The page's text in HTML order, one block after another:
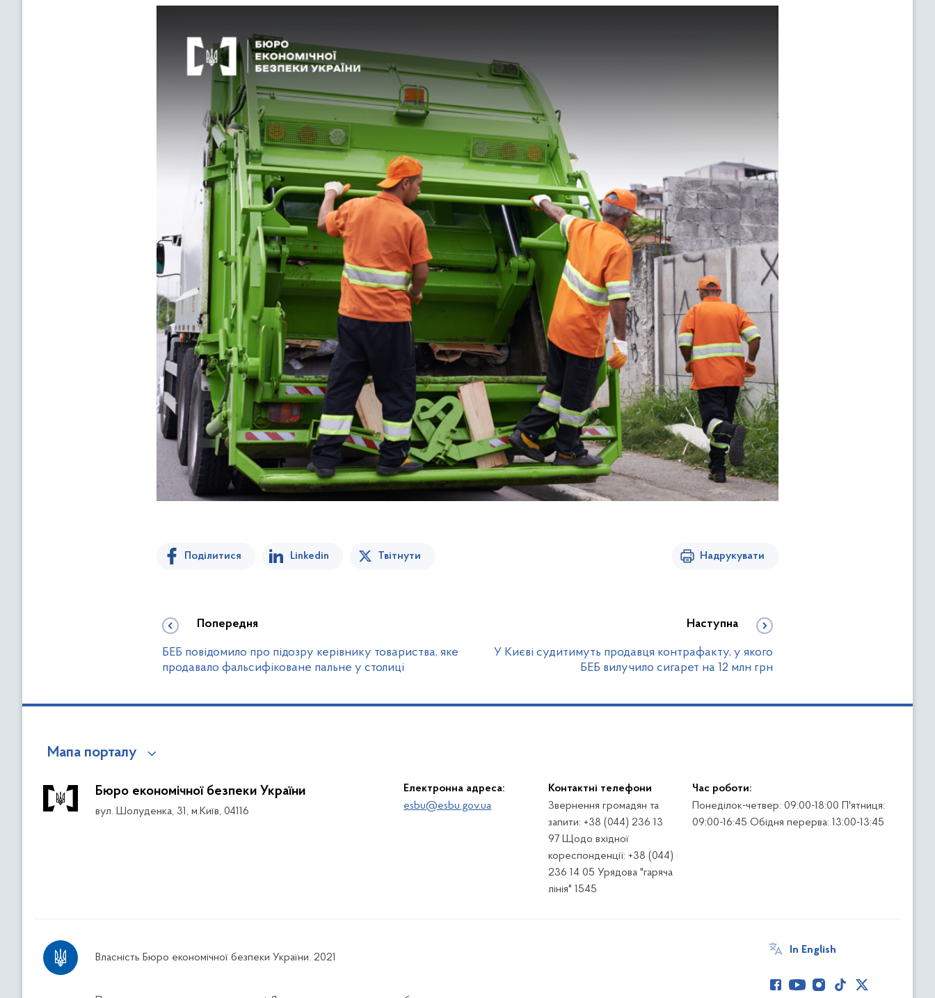
Поділитися Linkedin Твітнути Надрукувати
Попередня
БЕБ повідомило про підозру керівнику товариства, яке
продавало фальсифіковане пальне у столиці
Наступна
У Києві судитимуть продавця контрафакту, у якого
БЕБ вилучило сигарет на 12 млн грн
Мапа порталу
Бюро економічної безпеки України
вул. Шолуденка, 31, м.Київ, 04116
Електронна адреса:
esbu@esbu.gov.ua
Контактні телефони
Звернення громадян та
запити: +38 (044) 236 13
97 Щодо вхідної
кореспонденції: +38 (044)
236 14 05 Урядова "гаряча
лінія" 1545
Час роботи:
Понеділок-четвер: 09:00-18:00 П'ятниця:
09:00-16:45 Обідня перерва: 13:00-13:45
Власність Бюро економічної безпеки України. 2021
In English